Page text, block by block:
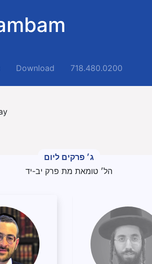
Download 718.480.0200
ג׳ פרקים ליום
הל׳ טומאת מת פרק יב-יד